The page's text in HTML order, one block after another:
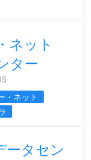
ネット
ター
・ネット
ータセン